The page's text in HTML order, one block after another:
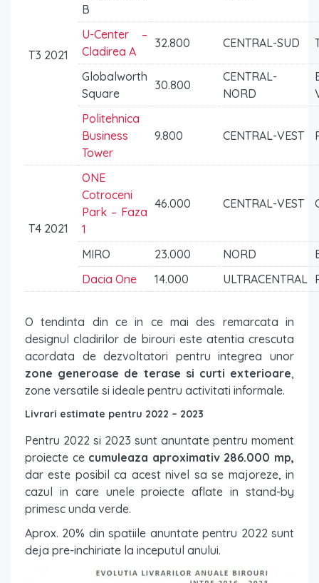
T3 2021
B
U-Center –
Cladirea A
32.800 CENTRAL-SUD
Globalworth
Square
30.800
CENTRAL-
NORD
Politehnica
Business
Tower
9.800 CENTRAL-VEST
T4 2021
ONE
Cotroceni
Park – Faza
1
46.000 CENTRAL-VEST
MIRO 23.000 NORD
Dacia One
14.000 ULTRACENTRAL
O tendinta din ce in ce mai des remarcata in
designul cladirilor de birouri este atentia crescuta
acordata de dezvoltatori pentru integrea unor
zone generoase de terase si curti exterioare,
zone versatile si ideale pentru activitati informale.
Livrari estimate pentru 2022 – 2023
Pentru 2022 si 2023 sunt anuntate pentru moment
proiecte ce cumuleaza aproximativ 286.000 mp,
dar este posibil ca acest nivel sa se majoreze, in
cazul in care unele proiecte aflate in stand-by
primesc unda verde.
Aprox. 20% din spatiile anuntate pentru 2022 sunt
deja pre-inchiriate la inceputul anului.